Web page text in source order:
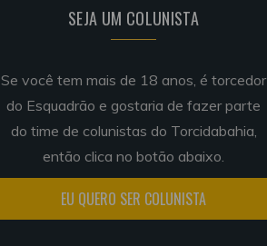
SEJA UM COLUNISTA
Se você tem mais de 18 anos, é torcedor
do Esquadrão e gostaria de fazer parte
do time de colunistas do Torcidabahia,
então clica no botão abaixo.
EU QUERO SER COLUNISTA